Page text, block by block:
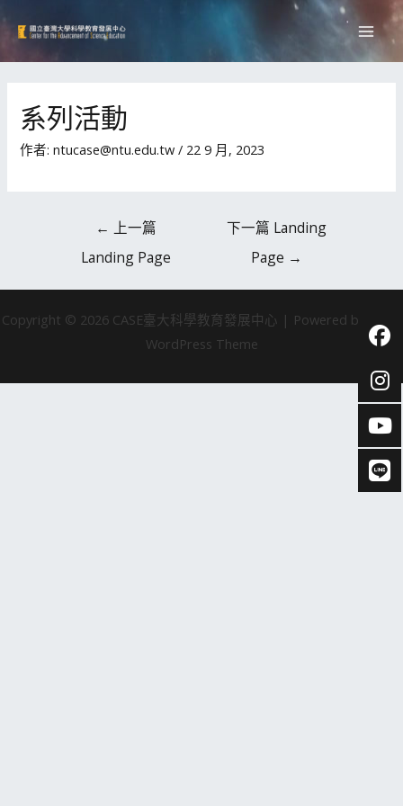
系列活動
作者:ntucase@ntu.edu.tw/ 22 9 月, 2023
← 上一篇
Landing Page
下一篇 Landing
Page →
Copyright © 2026 CASE臺大科學教育發展中心 | Powered by Astra
WordPress Theme